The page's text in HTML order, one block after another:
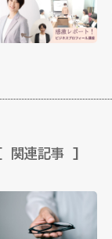
関連記事